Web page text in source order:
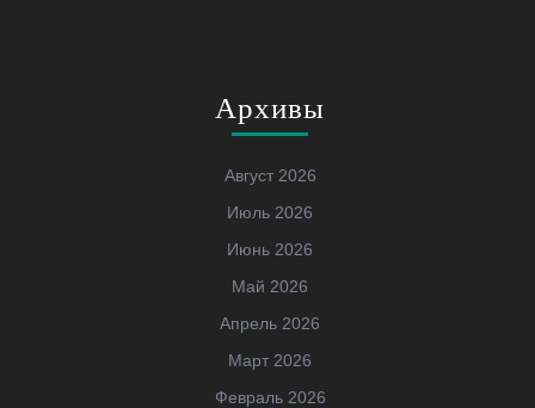
Архивы
Август 2026
Июль 2026
Июнь 2026
Май 2026
Апрель 2026
Март 2026
Февраль 2026